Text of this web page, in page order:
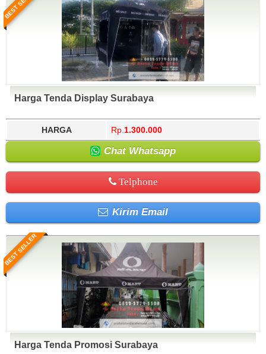
Harga Tenda Display Surabaya
HARGA Rp. 1.300.000
Chat Whatsapp
Telphone
Kirim Email
BEST SELLER
Harga Tenda Promosi Surabaya